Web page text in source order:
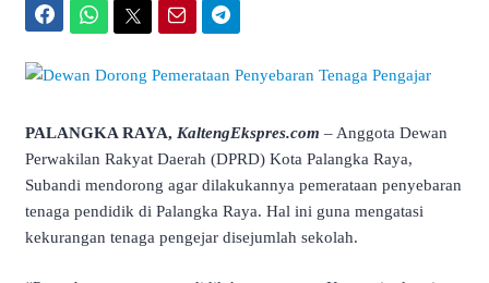
PALANGKA RAYA, KaltengEkspres.com – Anggota Dewan
Perwakilan Rakyat Daerah (DPRD) Kota Palangka Raya,
Subandi mendorong agar dilakukannya pemerataan penyebaran
tenaga pendidik di Palangka Raya. Hal ini guna mengatasi
kekurangan tenaga pengejar disejumlah sekolah.